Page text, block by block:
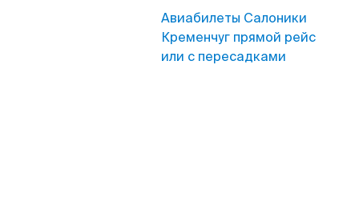
Авиабилеты Салоники
Кременчуг прямой рейс
или с пересадками